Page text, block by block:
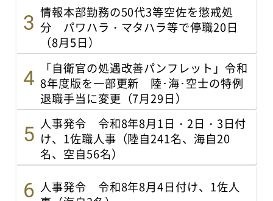
情報本部勤務の50代3等空佐を懲戒処
分 パワハラ・マタハラ等で停職20日
（8月5日）
「自衛官の処遇改善パンフレット」令和
8年度版を一部更新 陸･海･空士の特例
退職手当に変更（7月29日）
人事発令 令和8年8月1日・2日・3日付
け、1佐職人事（陸自241名、海自20
名、空自56名）
人事発令 令和8年8月4日付け、1佐人